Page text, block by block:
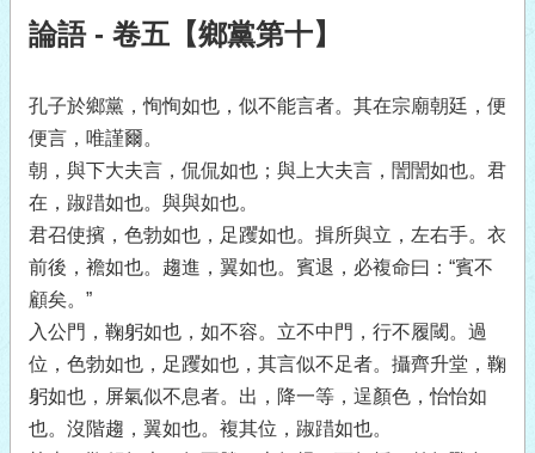
論語 - 卷五【鄉黨第十】
孔子於鄉黨，恂恂如也，似不能言者。其在宗廟朝廷，便
便言，唯謹爾。
朝，與下大夫言，侃侃如也；與上大夫言，誾誾如也。君
在，踧踖如也。與與如也。
君召使擯，色勃如也，足躩如也。揖所與立，左右手。衣
前後，襜如也。趨進，翼如也。賓退，必複命曰：“賓不
顧矣。”
入公門，鞠躬如也，如不容。立不中門，行不履閾。過
位，色勃如也，足躩如也，其言似不足者。攝齊升堂，鞠
躬如也，屏氣似不息者。出，降一等，逞顏色，怡怡如
也。沒階趨，翼如也。複其位，踧踖如也。